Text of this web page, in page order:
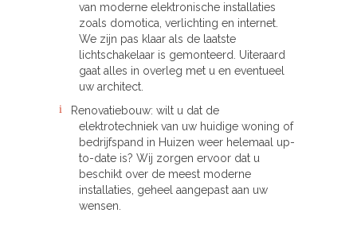
van moderne elektronische installaties
zoals domotica, verlichting en internet.
We zijn pas klaar als de laatste
lichtschakelaar is gemonteerd. Uiteraard
gaat alles in overleg met u en eventueel
uw architect.
Renovatiebouw: wilt u dat de
elektrotechniek van uw huidige woning of
bedrijfspand in Huizen weer helemaal up-
to-date is? Wij zorgen ervoor dat u
beschikt over de meest moderne
installaties, geheel aangepast aan uw
wensen.